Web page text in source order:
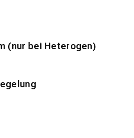
(nur bei Heterogen)